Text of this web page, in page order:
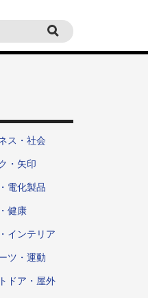
ス・社会
・矢印
電化製品
健康
インテリア
ツ・運動
ドア・屋外